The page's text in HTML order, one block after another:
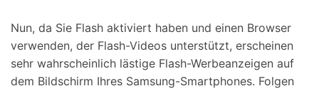
Nun, da Sie Flash aktiviert haben und einen Browser
verwenden, der Flash-Videos unterstützt, erscheinen
sehr wahrscheinlich lästige Flash-Werbeanzeigen auf
dem Bildschirm Ihres Samsung-Smartphones. Folgen